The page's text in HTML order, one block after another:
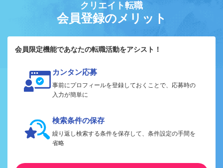
クリエイト転職
会員登録のメリット
会員限定機能であなたの転職活動をアシスト！
カンタン応募
事前にプロフィールを登録しておくことで、応募時の
入力が簡単に
検索条件の保存
繰り返し検索する条件を保存して、条件設定の手間を
省略